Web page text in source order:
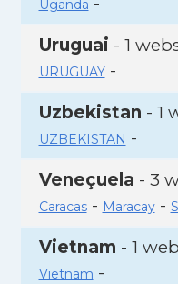
Uganda
Uruguai - 1
URUGUAY-
Uzbekistan - 1
UZBEKISTAN -
Veneçuela - 3
Caracas- Maracay-
Vietnam - 1
Vietnam -